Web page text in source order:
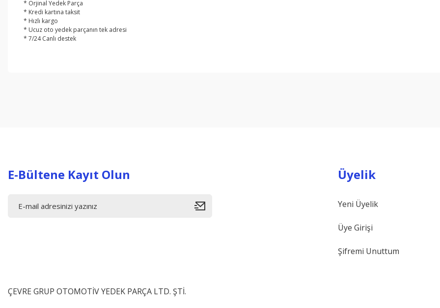
* Orjinal Yedek Parça
* Kredi kartına taksit
* Hızlı kargo
* Ucuz oto yedek parçanın tek adresi
* 7/24 Canlı destek
E-Bültene Kayıt Olun
ÇEVRE GRUP OTOMOTİV YEDEK PARÇA LTD. ŞTİ.
Üyelik
Yeni Üyelik
Üye Girişi
Şifremi Unuttum